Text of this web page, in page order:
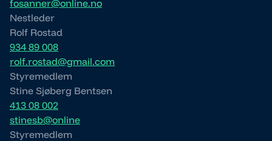
fosanner@online.no
Nestleder
Rolf Rostad
934 89 008
rolf.rostad@gmail.com
Styremedlem
Stine Sjøberg Bentsen
413 08 002
stinesb@online
Styremedlem